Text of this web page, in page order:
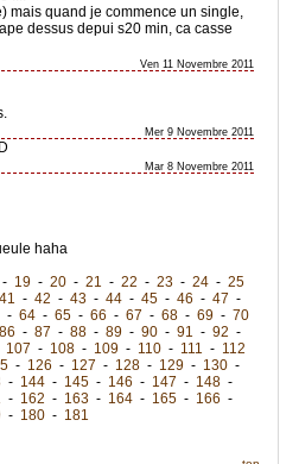
mais quand je commence un single,
dessus depui s20 min, ca casse
Ven 11 Novembre 2011
Mer 9 Novembre 2011
Mar 8 Novembre 2011
haha
- 19 - 20 - 21 - 22 - 23 - 24 - 25
41 - 42 - 43 - 44 - 45 - 46 - 47 -
- 64 - 65 - 66 - 67 - 68 - 69 - 70
86 - 87 - 88 - 89 - 90 - 91 - 92 -
107 - 108 - 109 - 110 - 111 - 112
- 126 - 127 - 128 - 129 - 130 -
- 144 - 145 - 146 - 147 - 148 -
- 162 - 163 - 164 - 165 - 166 -
- 180 - 181